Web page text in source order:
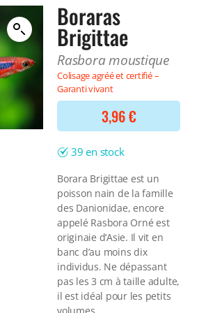
BONNES AFFAIRES
Voir tout
DERNIERS ARRIVAGES
Voir tout
Filtre interne
Voir tout
NOURRITURE
Nourriture Lyophilisée
Nourriture sèche
Nourriture vivante
Spéciale herbivores
Spécifique
Voir tout
TRAITEMENT DE L'EAU
Spécial bassin
Additifs
Engrais
Voir tout
BONNES AFFAIRES
Voir tout
DERNIERS ARRIVAGES
Boraras
Brigittae
Rasbora moustique
Colisage agréé et certifié –
Garanti vivant
3,96€
39 en stock
Borara Brigittae est un
poisson nain de la famille
des Danionidae, encore
appelé Rasbora Orné est
originaie d’Asie. Il vit en
banc d’au moins dix
individus. Ne dépassant
pas les 3 cm à taille adulte,
il est idéal pour les petits
volumes.